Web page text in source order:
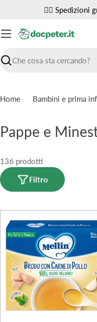
contenuto
✌🏼 Spedizioni
Ricerca
Home Bambini e prima
C
l
l
z
o
n
e
Pappe e
136 prodotti
Filtro